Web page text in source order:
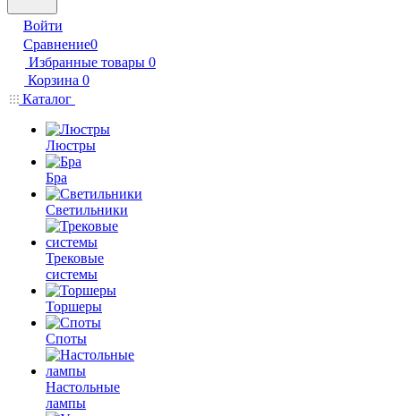
Войти
Сравнение0
Избранные товары 0
Корзина 0
Каталог
Люстры
Бра
Светильники
Трековые
системы
Торшеры
Споты
Настольные
лампы